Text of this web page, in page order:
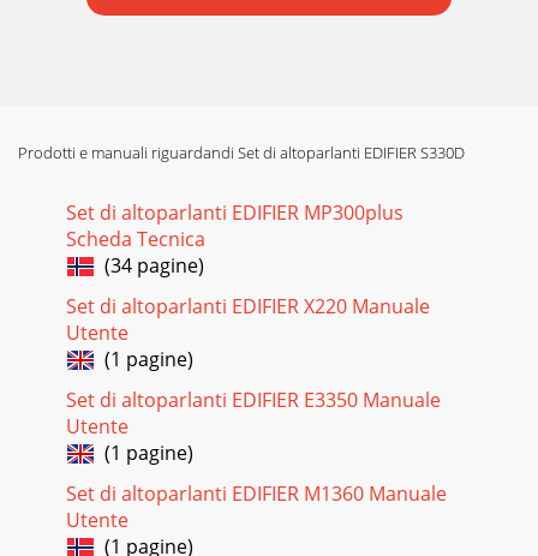
Prodotti e manuali riguardandi Set di altoparlanti EDIFIER S330D
Set di altoparlanti EDIFIER MP300plus
Scheda Tecnica
(34 pagine)
Set di altoparlanti EDIFIER X220 Manuale
Utente
(1 pagine)
Set di altoparlanti EDIFIER E3350 Manuale
Utente
(1 pagine)
Set di altoparlanti EDIFIER M1360 Manuale
Utente
(1 pagine)